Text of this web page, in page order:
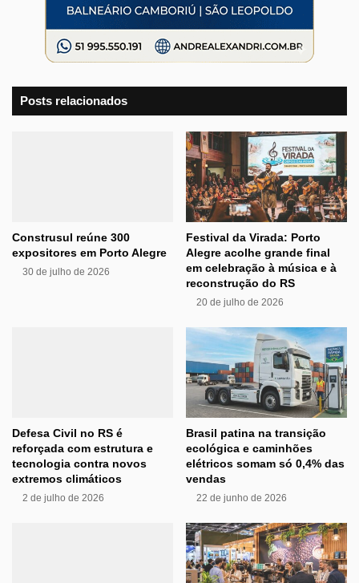
Posts relacionados
Construsul reúne 300
expositores em Porto Alegre
30 de julho de 2026
Festival da Virada: Porto
Alegre acolhe grande final
em celebração à música e à
reconstrução do RS
20 de julho de 2026
Defesa Civil no RS é
reforçada com estrutura e
tecnologia contra novos
extremos climáticos
2 de julho de 2026
Brasil patina na transição
ecológica e caminhões
elétricos somam só 0,4% das
vendas
22 de junho de 2026